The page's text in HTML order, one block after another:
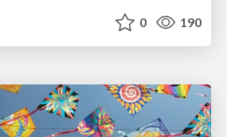
0 190